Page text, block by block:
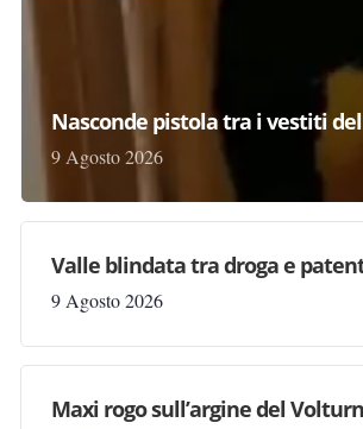
Nasconde pistola tra i vestiti
9 Agosto 2026
Valle blindata tra droga e
9 Agosto 2026
Maxi rogo sull’argine del